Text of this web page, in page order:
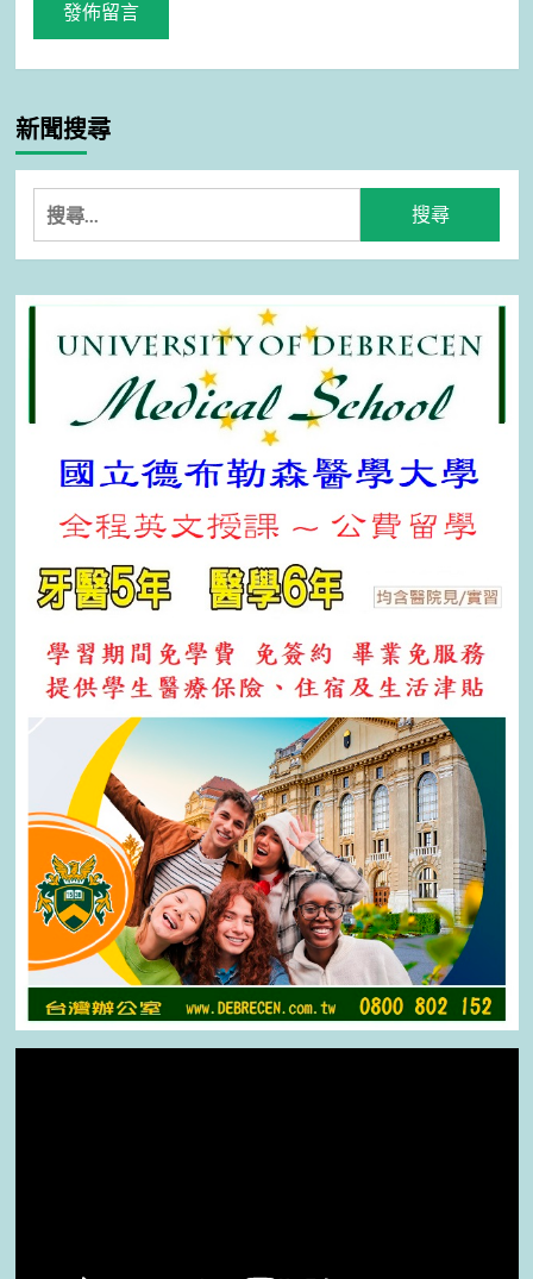
新聞搜尋
搜
尋
關
鍵